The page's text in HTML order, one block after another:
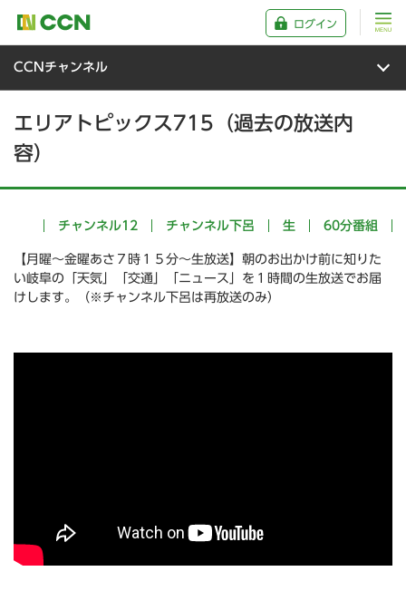
ログイン
CCNチャンネル
エリアトピックス715（過去の放送内
容）
チャンネル12 チャンネル下呂 生 60分番組
【月曜～金曜あさ７時１５分～生放送】朝のお出かけ前に知りた
い岐阜の「天気」「交通」「ニュース」を１時間の生放送でお届
けします。（※チャンネル下呂は再放送のみ）